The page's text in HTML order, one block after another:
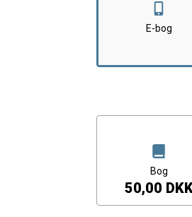
Bogen sigter derfor også højere og
E-bog
Bog
50,00